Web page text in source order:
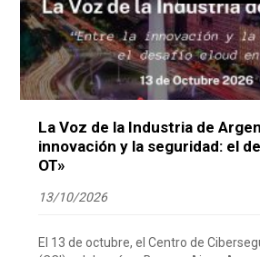
La Voz de la Industria de
innovación y la seguridad: el
OT»
13/10/2026
El 13 de octubre, el Centro de